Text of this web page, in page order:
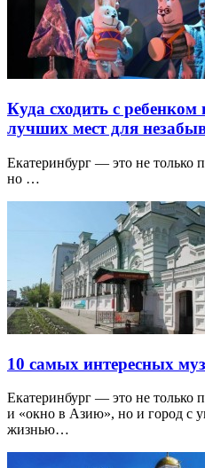
Куда сходить с ребенком
лучших мест для
Екатеринбург — это не только
но …
10 самых интересных
Екатеринбург — это не только
и «окно в Азию», но и город с
жизнью…